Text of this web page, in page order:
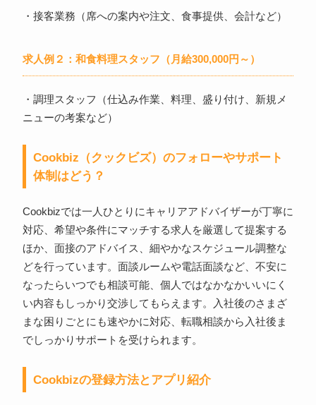
・接客業務（席への案内や注文、食事提供、会計など）
求人例２：和食料理スタッフ（月給300,000円～）
・調理スタッフ（仕込み作業、料理、盛り付け、新規メ
ニューの考案など）
Cookbiz（クックビズ）のフォローやサポート
体制はどう？
Cookbizでは一人ひとりにキャリアアドバイザーが丁寧に
対応、希望や条件にマッチする求人を厳選して提案する
ほか、面接のアドバイス、細やかなスケジュール調整な
どを行っています。面談ルームや電話面談など、不安に
なったらいつでも相談可能、個人ではなかなかいいにく
い内容もしっかり交渉してもらえます。入社後のさまざ
まな困りごとにも速やかに対応、転職相談から入社後ま
でしっかりサポートを受けられます。
Cookbizの登録方法とアプリ紹介